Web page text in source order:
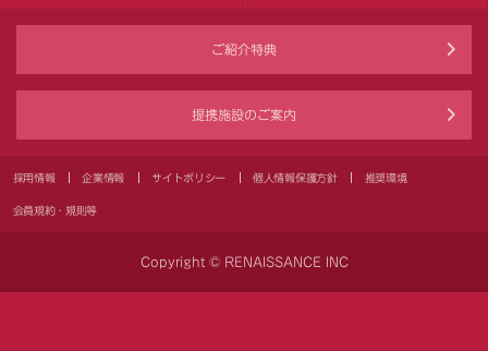
ご紹介特典
提携施設のご案内
採用情報 企業情報 サイトポリシー 個人情報保護方針 推奨環境
会員規約・規則等
Copyright © RENAISSANCE INC